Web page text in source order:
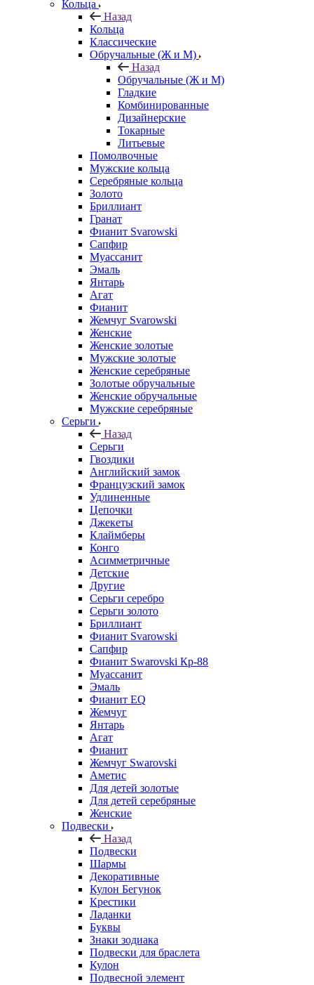
Кольца
Назад
Кольца
Классические
Обручальные (Ж и М)
Назад
Обручальные (Ж и М)
Гладкие
Комбинированные
Дизайнерские
Токарные
Литьевые
Помолвочные
Мужские кольца
Серебряные кольца
Золото
Бриллиант
Гранат
Фианит Svarowski
Сапфир
Муассанит
Эмаль
Янтарь
Агат
Фианит
Жемчуг Svarowski
Женские
Женские золотые
Мужские золотые
Женские серебряные
Золотые обручальные
Женские обручальные
Мужские серебряные
Серьги
Назад
Серьги
Гвоздики
Английский замок
Французский замок
Удлиненные
Цепочки
Джекеты
Клаймберы
Конго
Асимметричные
Детские
Другие
Серьги серебро
Серьги золото
Бриллиант
Фианит Svarowski
Сапфир
Фианит Swarovski Кр-88
Муассанит
Эмаль
Фианит EQ
Жемчуг
Янтарь
Агат
Фианит
Жемчуг Swarovski
Аметис
Для детей золотые
Для детей серебряные
Женские
Подвески
Назад
Подвески
Шармы
Декоративные
Кулон Бегунок
Крестики
Ладанки
Буквы
Знаки зодиака
Подвески для браслета
Кулон
Подвесной элемент